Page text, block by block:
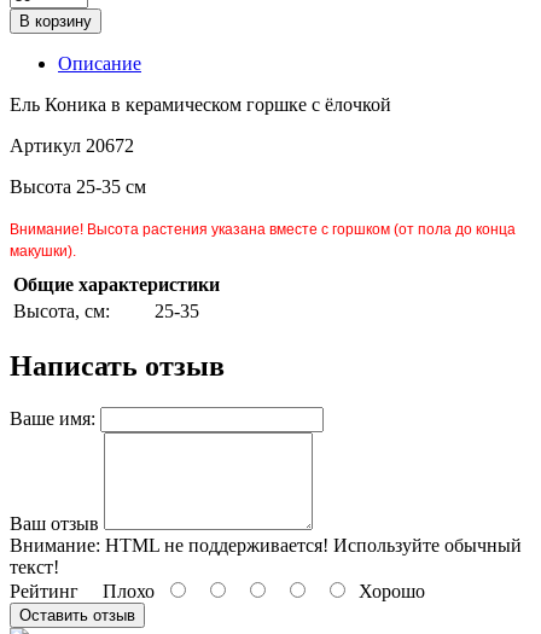
В корзину
Описание
Ель Коника в керамическом горшке с ёлочкой
Артикул 20672
Высота 25-35 см
Внимание! Высота растения указана вместе с горшком (от пола до конца
макушки).
Общие характеристики
Высота, см:
25-35
Написать отзыв
Ваше имя:
Ваш отзыв
Внимание: HTML не поддерживается! Используйте обычный
текст!
Рейтинг Плохо Хорошо
Оставить отзыв